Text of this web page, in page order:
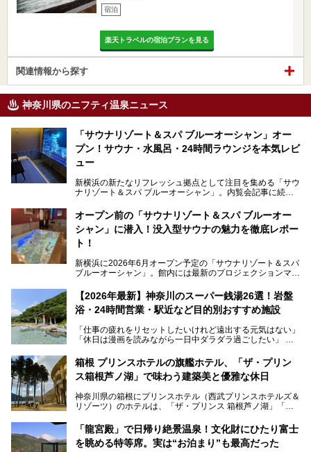
宿泊
楽天トラベルの宿泊プランを見る
関連情報から探す
神奈川県のニフティ温泉ニュース
「サウナリゾート＆スパ ブルーオーシャン」オー
プン！サウナ・水風呂・24時間ラウンジを本気レビ
ュー
新横浜の新たなリフレッシュ拠点として注目を集める「サウ
ナリゾート＆スパ ブルーオーシャン」。内覧会記事に続
す。サウナや水風呂の気持ちよさはもちろん、リラックスス
ペースの過ごしやすさまで徹底チェック。新横浜エリアで日
常の疲れをリセットしたい人、ライブやスポーツ観戦遠征組
は必見です。
オープン前の「サウナリゾート＆スパ ブルーオー
シャン」に潜入！没入型サウナの魅力を徹底レポー
ト！
新横浜に2026年6月オープン予定の「サウナリゾート＆スパ
ブルーオーシャン」。館内には最新のプロジェクションマッ
的な“没入感（イマーシブ）”を体験できます。
今回は、そんな大注目の施設に一足先にお邪魔し、その全貌
を見学させていただきました！
サウナ室の中に咲き誇る桜、魚たちが泳ぐ水風呂、そしてバ
リのビーチを思わせる休憩スペース…。驚きの連続だった館
内の様子をレポートします！
【2026年最新】神奈川のスーパー銭湯26選！岩盤
浴・24時間営業・駅近など目的別おすすめ施設
「仕事の疲れをリセットしたいけれど遠出する元気はない」
「休日は漫画を読みながら一日中ダラダラ過ごしたい」
たい」
そんな「癒やされたい」という願いを叶えてくれるのが、神
神奈川県には、サウナや岩盤浴、一日中遊べるエンタメ施設
など、“非日常”を味わえるスーパー銭湯が数多く揃っていま
う」という人も多いはず。
そこで今回は、神奈川県内の人気施設26選を「安さ」「岩
箱根 プリンスホテルの旗艦ホテル、「ザ・プリン
ス箱根芦ノ湖」で味わう建築美と優雅な休日
神奈川県の箱根にプリンスホテル（西武プリンスホテルズ＆
リゾーツ）のホテルは、「ザ・プリンス 箱根芦ノ湖」「芦
「箱根仙石原プリンスホテル」と4軒あり、今回ご紹介する
「ザ・プリンス 箱根芦ノ湖」は、その中でもフラッグシッ
プ（旗艦）に位置づけられる特別なホテルです。
「龍宮殿」で日帰り絶景温泉！文化財にひたり富士
を眺める特等席。実は“お泊まり”も最高だった